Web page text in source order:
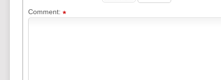
Comment: